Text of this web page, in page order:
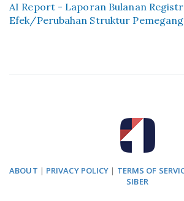
AI Report - Laporan Bulanan
Efek/Perubahan Struktur Pemegang
ABOUT | PRIVACY POLICY | TERMS OF
SIBER